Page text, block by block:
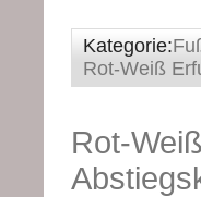
Kategorie:
Rot-Weiß
Rot-